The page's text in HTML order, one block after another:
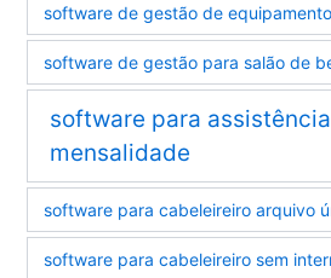
software de gestão de
software de gestão para salão de
software para
mensalidade
software para cabeleireiro arquivo
software para cabeleireiro sem